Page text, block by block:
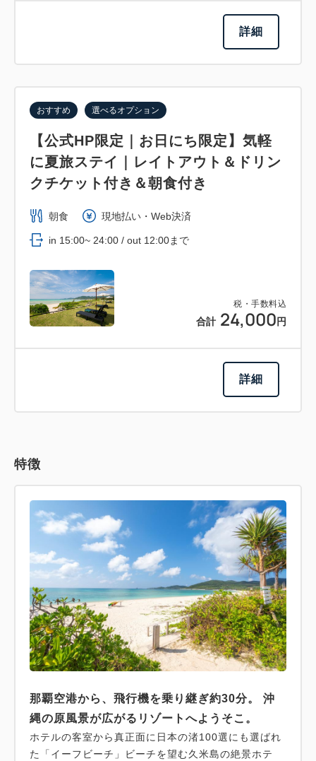
詳細
税・手数料込
合計 24,000 円
おすすめ 選べるオプション
【公式HP限定｜お日にち限定】気軽
に夏旅ステイ｜レイトアウト＆ドリン
クチケット付き＆朝食付き
朝食 現地払い・Web決済
in 15:00~ 24:00 / out 12:00まで
詳細
特徴
那覇空港から、飛行機を乗り継ぎ約30分。 沖
縄の原風景が広がるリゾートへようそこ。
ホテルの客室から真正面に日本の渚100選にも選ばれ
た「イーフビーチ」ビーチを望む久米島の絶景ホテ